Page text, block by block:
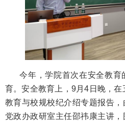
今年，学院首次在安全教育
育。安全教育上，9月4日晚，
教育与校规校纪介绍专题报告
党政办政研室主任邵祎康主讲